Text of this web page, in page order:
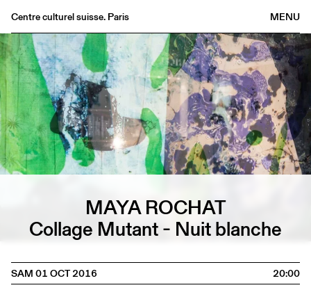
MENU
Centre culturel suisse. Paris
Agenda
Librairie
Buvette
Archives
Médiathèque
Éditions
Informations
MAYA ROCHAT
Collage Mutant - Nuit blanche
SAM 01 OCT 2016 20:00